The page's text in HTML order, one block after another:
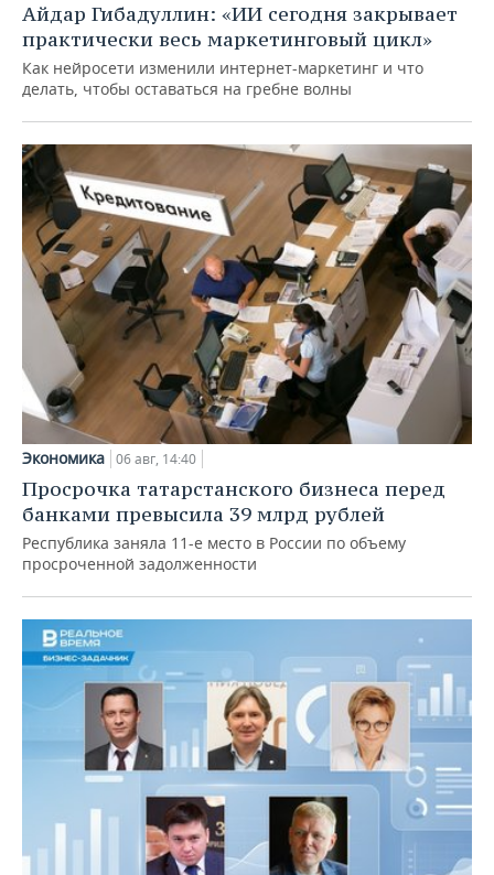
Айдар Гибадуллин: «ИИ сегодня закрывает
практически весь маркетинговый цикл»
Как нейросети изменили интернет-маркетинг и что
делать, чтобы оставаться на гребне волны
Экономика 06 авг, 14:40
Просрочка татарстанского бизнеса перед
банками превысила 39 млрд рублей
Республика заняла 11-е место в России по объему
просроченной задолженности